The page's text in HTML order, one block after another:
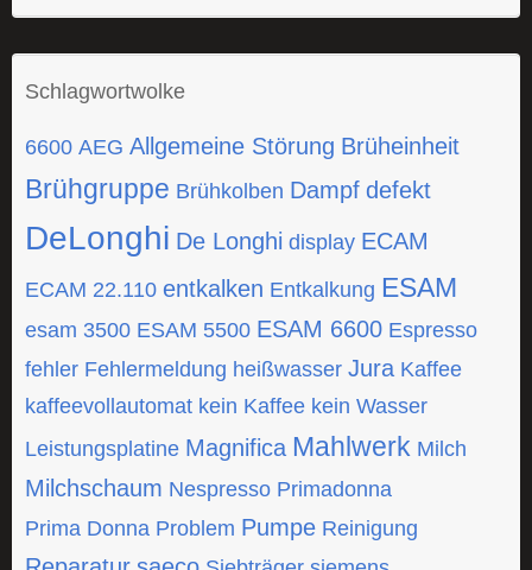
Schlagwortwolke
6600 AEG Allgemeine Störung Brüheinheit
Brühgruppe Brühkolben Dampf defekt
DeLonghi De Longhi display ECAM
ECAM 22.110 entkalken Entkalkung ESAM
esam 3500 ESAM 5500 ESAM 6600 Espresso
fehler Fehlermeldung heißwasser Jura Kaffee
kaffeevollautomat kein Kaffee kein Wasser
Leistungsplatine Magnifica Mahlwerk Milch
Milchschaum Nespresso Primadonna
Prima Donna Problem Pumpe Reinigung